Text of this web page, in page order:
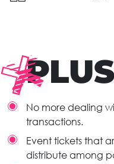
PLUS
No more dealing
transactions.
Event tickets that
distribute among